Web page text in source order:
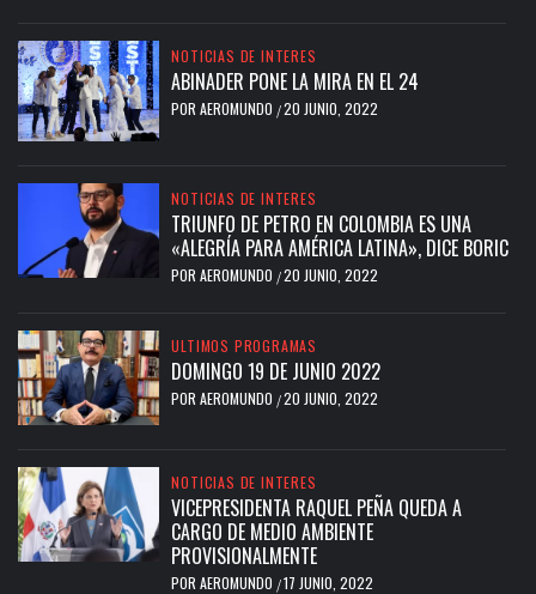
NOTICIAS DE INTERES
ABINADER PONE LA MIRA EN EL 24
POR AEROMUNDO /20 JUNIO, 2022
NOTICIAS DE INTERES
TRIUNFO DE PETRO EN COLOMBIA ES UNA
«ALEGRÍA PARA AMÉRICA LATINA», DICE BORIC
POR AEROMUNDO /20 JUNIO, 2022
ULTIMOS PROGRAMAS
DOMINGO 19 DE JUNIO 2022
POR AEROMUNDO /20 JUNIO, 2022
NOTICIAS DE INTERES
VICEPRESIDENTA RAQUEL PEÑA QUEDA A
CARGO DE MEDIO AMBIENTE
PROVISIONALMENTE
POR AEROMUNDO /17 JUNIO, 2022